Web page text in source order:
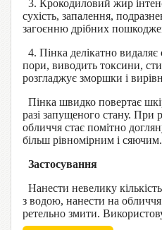
3. Крокодиловий жир
сухість, запалення,
загоєнню дрібних
4. Пінка делікатно
пори, виводить токсини,
розгладжує зморшки і
Пінка швидко повертає
разі запущеного стану. При
обличчя стає помітно
більш рівномірним і сяючим.
Застосування
Нанести невелику
з водою, нанести на
ретельно змити.